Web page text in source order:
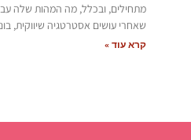
מתחילים, ובכלל, מה המהות שלה
שאחרי עושים אסטרטגיה שיווקית,
קרא עוד »